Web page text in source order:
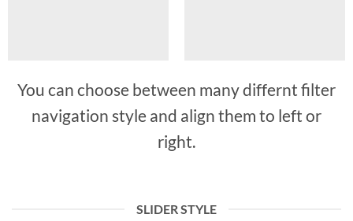
You can choose between many differnt filter
navigation style and align them to left or
right.
SLIDER STYLE